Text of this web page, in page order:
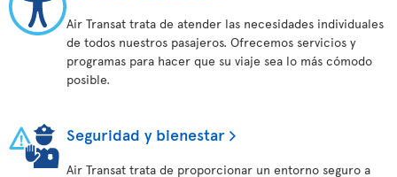
Air Transat trata de atender las necesidades individuales
de todos nuestros pasajeros. Ofrecemos servicios y
programas para hacer que su viaje sea lo más cómodo
posible.
Seguridad y bienestar
Air Transat trata de proporcionar un entorno seguro a